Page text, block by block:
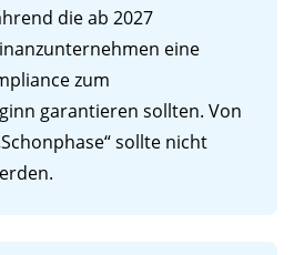
die ab 2027
eine
zum
garantieren sollten. Von
sollte nicht